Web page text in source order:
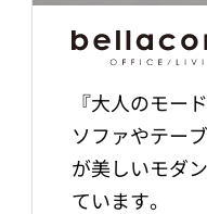
『大人のモー
ソファやテー
が美しいモダ
ています。